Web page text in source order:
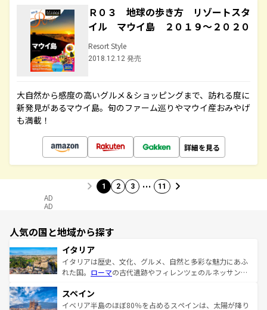
Ｒ０３ 地球の歩き方 リゾートスタ
イル マウイ島 ２０１９～２０２０
Resort Style
2018.12.12 発売
大自然から感度の高いグルメ＆ショッピングまで、訪れる度に
新発見があるマウイ島。旬のファーム巡りやマウイ産おみやげ
も満載！
詳細を見る
1 2 3 … 11
AD
AD
人気の国と地域から探す
イタリア
イタリアは歴史、文化、グルメ、自然と多彩な魅力にあふ
れた国。 ローマの古代遺跡やフィレンツェのルネッサンス
ろん、トスカーナの美しい田園風景やアマルフィ海岸の絶
景など、自然景観も見逃せない。観光の合間には、本場の
スペイン
イベリア半島のほぼ80％を占めるスペインは、太陽が降り